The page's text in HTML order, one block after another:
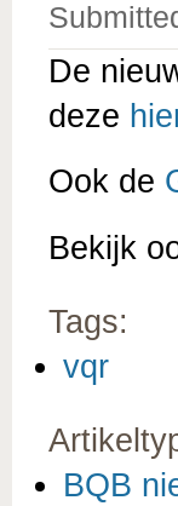
De
deze
Ook de
Bekijk
Tags:
vqr
BQB